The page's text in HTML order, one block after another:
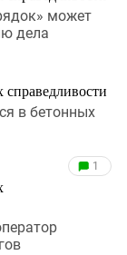
может
дела
в бетонных
1